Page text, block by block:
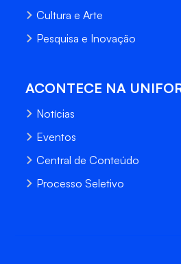
Cultura e Arte
Pesquisa e Inovação
ACONTECE NA
Notícias
Eventos
Central de Conteúdo
Processo Seletivo